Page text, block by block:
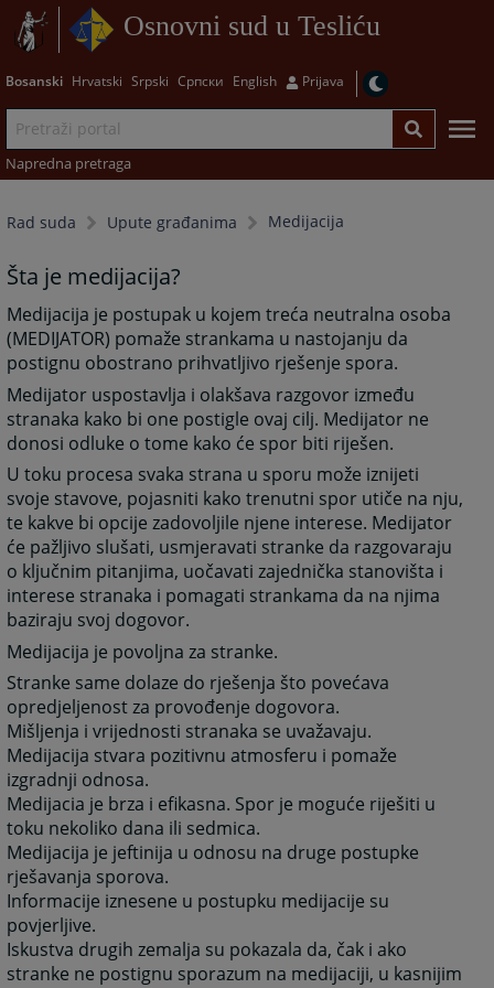
Osnovni sud u Tesliću
Bosanski Hrvatski Srpski Српски English Prijava
Napredna pretraga
Rad suda Upute građanima Medijacija
Šta je medijacija?
Medijacija je postupak u kojem treća neutralna osoba
(MEDIJATOR) pomaže strankama u nastojanju da
postignu obostrano prihvatljivo rješenje spora.
Medijator uspostavlja i olakšava razgovor između
stranaka kako bi one postigle ovaj cilj. Medijator ne
donosi odluke o tome kako će spor biti riješen.
U toku procesa svaka strana u sporu može iznijeti
svoje stavove, pojasniti kako trenutni spor utiče na nju,
te kakve bi opcije zadovoljile njene interese. Medijator
će pažljivo slušati, usmjeravati stranke da razgovaraju
o ključnim pitanjima, uočavati zajednička stanovišta i
interese stranaka i pomagati strankama da na njima
baziraju svoj dogovor.
Medijacija je povoljna za stranke.
Stranke same dolaze do rješenja što povećava
opredjeljenost za provođenje dogovora.
Mišljenja i vrijednosti stranaka se uvažavaju.
Medijacija stvara pozitivnu atmosferu i pomaže
izgradnji odnosa.
Medijacia je brza i efikasna. Spor je moguće riješiti u
toku nekoliko dana ili sedmica.
Medijacija je jeftinija u odnosu na druge postupke
rješavanja sporova.
Informacije iznesene u postupku medijacije su
povjerljive.
Iskustva drugih zemalja su pokazala da, čak i ako
stranke ne postignu sporazum na medijaciji, u kasnijim